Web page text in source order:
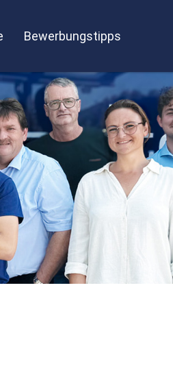
Bewerbungstipps